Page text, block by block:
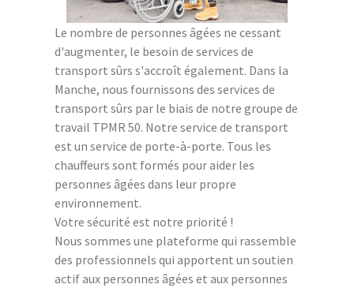
Le nombre de personnes âgées ne cessant
d'augmenter, le besoin de services de
transport sûrs s'accroît également. Dans la
Manche, nous fournissons des services de
transport sûrs par le biais de notre groupe de
travail TPMR 50. Notre service de transport
est un service de porte-à-porte. Tous les
chauffeurs sont formés pour aider les
personnes âgées dans leur propre
environnement.
Votre sécurité est notre priorité !
Nous sommes une plateforme qui rassemble
des professionnels qui apportent un soutien
actif aux personnes âgées et aux personnes